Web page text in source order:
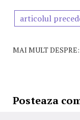
articolul
MAI MULT DESPRE:
Posteaza